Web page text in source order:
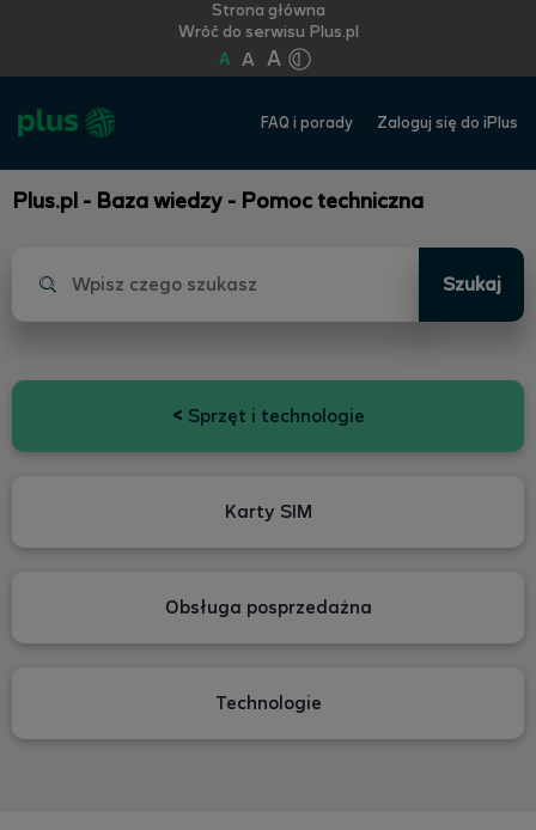
Strona główna
Wróć do serwisu Plus.pl
A A A
FAQ i porady Zaloguj się do iPlus
Plus.pl - Baza wiedzy - Pomoc techniczna
Szukaj
< Sprzęt i technologie
Karty SIM
Obsługa posprzedażna
Technologie